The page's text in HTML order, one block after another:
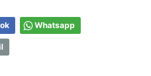
Whatsapp